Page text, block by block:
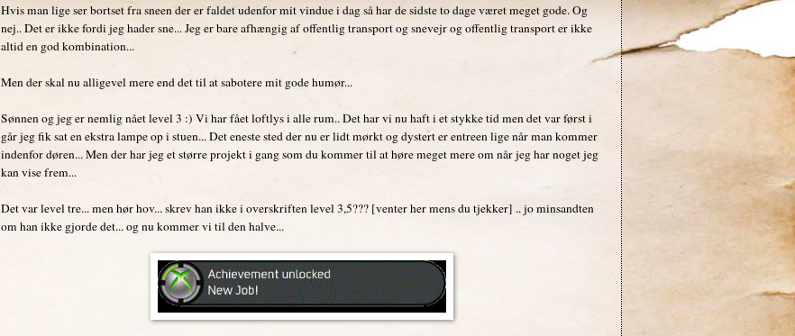
Hvis man lige ser bortset fra sneen der er faldet udenfor mit vindue i dag så har de sidste to dage været meget gode. Og
nej.. Det er ikke fordi jeg hader sne... Jeg er bare afhængig af offentlig transport og snevejr og offentlig transport er ikke
altid en god kombination...
Men der skal nu alligevel mere end det til at sabotere mit gode humør...
Sønnen og jeg er nemlig nået level 3 :) Vi har fået loftlys i alle rum.. Det har vi nu haft i et stykke tid men det var først i
går jeg fik sat en ekstra lampe op i stuen... Det eneste sted der nu er lidt mørkt og dystert er entreen lige når man kommer
indenfor døren... Men der har jeg et større projekt i gang som du kommer til at høre meget mere om når jeg har noget jeg
kan vise frem...
Det var level tre... men hør hov... skrev han ikke i overskriften level 3,5??? [venter her mens du tjekker] .. jo minsandten
om han ikke gjorde det... og nu kommer vi til den halve...